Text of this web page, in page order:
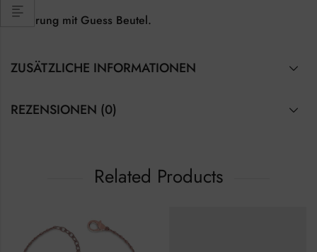
Lieferung mit Guess Beutel.
ZUSÄTZLICHE INFORMATIONEN
REZENSIONEN (0)
Related Products